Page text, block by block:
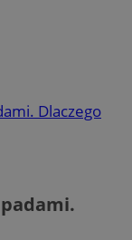
Dlaczego